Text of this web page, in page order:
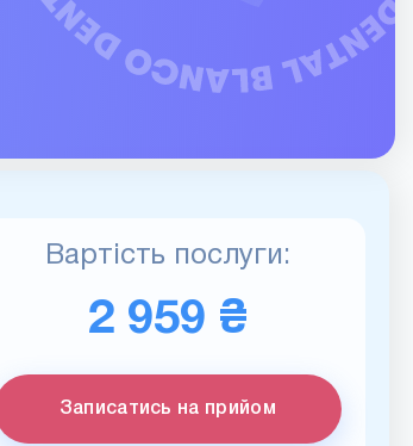
Вартість послуги:
2 959 ₴
Записатись на прийом